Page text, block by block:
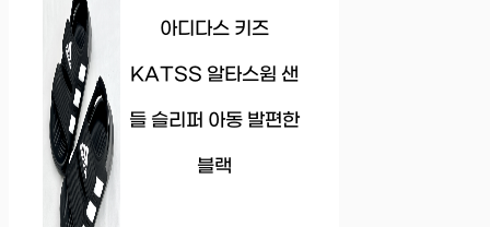
아디다스 키즈
KATSS 알타스윔 샌
들 슬리퍼 아동 발편한
블랙